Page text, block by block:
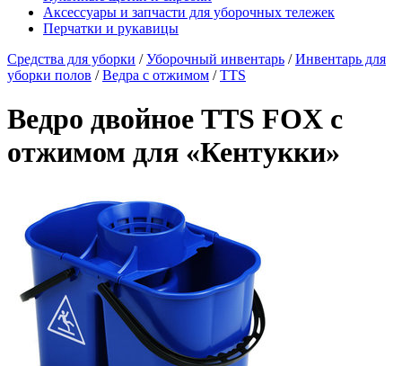
Аксессуары и запчасти для уборочных тележек
Перчатки и рукавицы
Средства для уборки /Уборочный инвентарь /Инвентарь для
уборки полов /Ведра с отжимом /TTS
Ведро двойное TTS FOX с
отжимом для «Кентукки»